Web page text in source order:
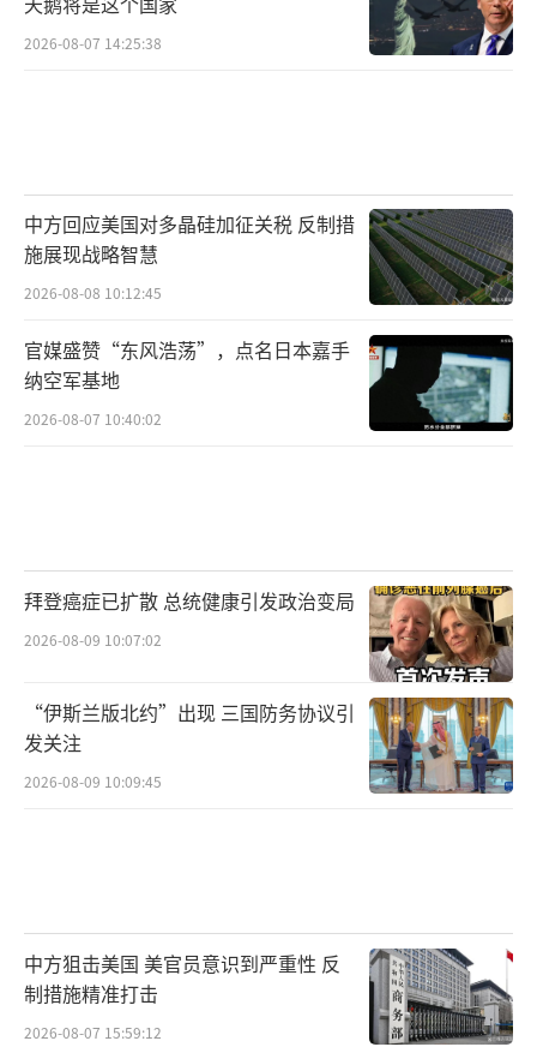
2026-08-07 14:25:38
中方回应美国对多晶硅加征关税 反制措
施展现战略智慧
2026-08-08 10:12:45
官媒盛赞“东风浩荡”，点名日本嘉手
纳空军基地
2026-08-07 10:40:02
拜登癌症已扩散 总统健康引发政治变局
2026-08-09 10:07:02
“伊斯兰版北约”出现 三国防务协议引
发关注
2026-08-09 10:09:45
中方狙击美国 美官员意识到严重性 反
制措施精准打击
2026-08-07 15:59:12